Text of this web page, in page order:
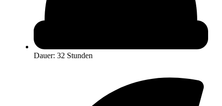
Dauer: 32 Stunden